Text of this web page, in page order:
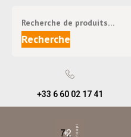
Recherche
+33 6 60 02 17 41